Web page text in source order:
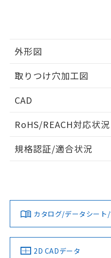
外形図
取りつけ穴加工図
CAD
ドすることができます。
ログイン
ダウンロードデータをご利用
みください。
ソフトウェアの使用条件
RoHS/REACH対応状況
EU RoHS 注意事項・凡例
対応済み
中国 RoHS 注意事項・凡例
規格認証/適合状況
LR型式承認
（イギリス
船舶規格）
DNV型式承認
（ノルウェー
カタログ/データシート
2D CADデータ
の共同利用に関
指します。
51物質の非含有証明
※本証明書は発行日時
るもので、過去に遡っ
また、RoHS指令の
物質の対応では、対
既に当社にて対応品
していることから、特
り、2022年1月12日
す。